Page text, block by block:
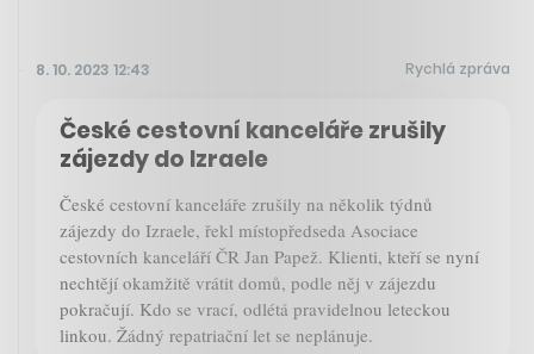
8. 10. 2023 12:43 Rychlá zpráva
České cestovní kanceláře zrušily
zájezdy do Izraele
České cestovní kanceláře zrušily na několik týdnů
zájezdy do Izraele, řekl místopředseda Asociace
cestovních kanceláří ČR Jan Papež. Klienti, kteří se nyní
nechtějí okamžitě vrátit domů, podle něj v zájezdu
pokračují. Kdo se vrací, odlétá pravidelnou leteckou
linkou. Žádný repatriační let se neplánuje.